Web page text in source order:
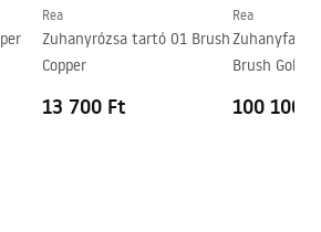
Igen
150 mm
útmutató
Rea
Zuhanyrózsa tartó 01 Brush
Copper
13 700 Ft
Rea
Zuhanyfal
Brush Gold
100 100